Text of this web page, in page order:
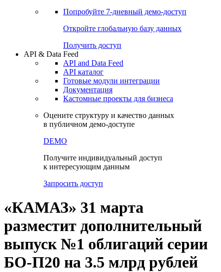
Попробуйте 7-дневный демо-доступ
Откройте глобальную базу данных
Получить доступ
API & Data Feed
API and Data Feed
API каталог
Готовые модули интеграции
Документация
Кастомные проекты для бизнеса
Оцените структуру и качество данных
в публичном демо-доступе
DEMO
Получите индивидуальный доступ
к интересующим данным
Запросить доступ
«КАМАЗ» 31 марта
разместит дополнительный
выпуск №1 облигаций серии
БО-П20 на 3.5 млрд рублей